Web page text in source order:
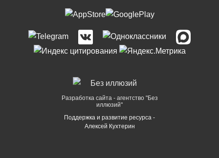
Разработка сайта - агентство "Без
иллюзий"
Поддержка и развитие ресурса -
Алексей Кухтерин